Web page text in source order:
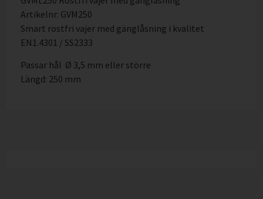
Artikelnr: GVM250
Smart rostfri vajer med gänglåsning i kvalitet
EN1.4301 / SS2333
Passar hål Ø 3,5 mm eller större
Längd: 250 mm